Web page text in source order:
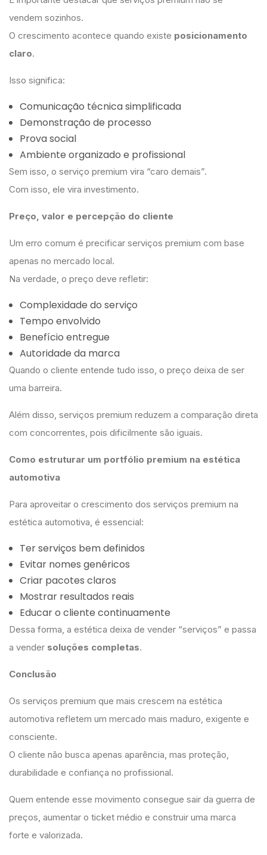
vendem sozinhos.
O crescimento acontece quando existe posicionamento
claro.
Isso significa:
Comunicação técnica simplificada
Demonstração de processo
Prova social
Ambiente organizado e profissional
Sem isso, o serviço premium vira “caro demais”.
Com isso, ele vira investimento.
Preço, valor e percepção do cliente
Um erro comum é precificar serviços premium com base
apenas no mercado local.
Na verdade, o preço deve refletir:
Complexidade do serviço
Tempo envolvido
Benefício entregue
Autoridade da marca
Quando o cliente entende tudo isso, o preço deixa de ser
uma barreira.
Além disso, serviços premium reduzem a comparação direta
com concorrentes, pois dificilmente são iguais.
Como estruturar um portfólio premium na estética
automotiva
Para aproveitar o crescimento dos serviços premium na
estética automotiva, é essencial:
Ter serviços bem definidos
Evitar nomes genéricos
Criar pacotes claros
Mostrar resultados reais
Educar o cliente continuamente
Dessa forma, a estética deixa de vender “serviços” e passa
a vender soluções completas.
Conclusão
Os serviços premium que mais crescem na estética
automotiva refletem um mercado mais maduro, exigente e
consciente.
O cliente não busca apenas aparência, mas proteção,
durabilidade e confiança no profissional.
Quem entende esse movimento consegue sair da guerra de
preços, aumentar o ticket médio e construir uma marca
forte e valorizada.